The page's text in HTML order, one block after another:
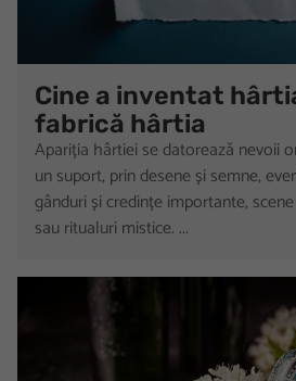
Cine a inventat
fabrică hârtia
Apariția hârtiei se datorează nevoii
un suport, prin desene și semne,
gânduri și credințe importante,
sau ritualuri mistice. ...